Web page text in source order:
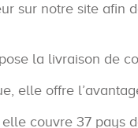
sur notre site afin
la livraison de
elle offre
couvre 37 pays